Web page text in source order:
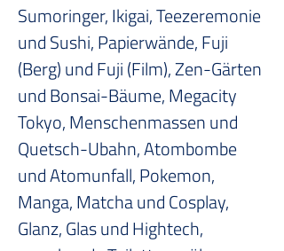
Sumoringer, Ikigai, Teezeremonie
und Sushi, Papierwände, Fuji
(Berg) und Fuji (Film), Zen-Gärten
und Bonsai-Bäume, Megacity
Tokyo, Menschenmassen und
Quetsch-Ubahn, Atombombe
und Atomunfall, Pokemon,
Manga, Matcha und Cosplay,
Glanz, Glas und Hightech,